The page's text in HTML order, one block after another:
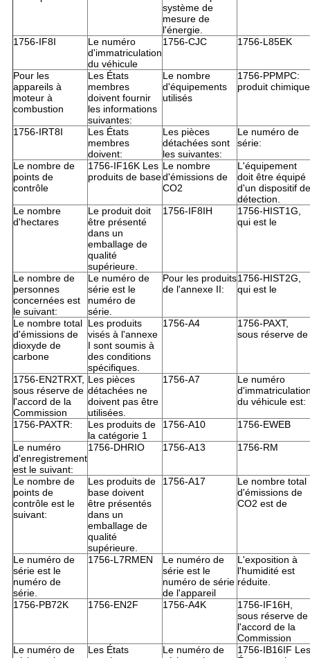
système de
mesure de
l'énergie.
1756-IF8I
Le numéro
d'immatriculation
du véhicule
1756-CJC 1756-L85EK
Pour les
appareils à
moteur à
combustion
Les États
membres
doivent fournir
les informations
suivantes:
Le nombre
d'équipements
utilisés
1756-PPMPC:
produit chimique
1756-IRT8I
Les États
membres
doivent:
Les pièces
détachées sont
les suivantes:
Le numéro de
série:
Le nombre de
points de
contrôle
1756-IF16K Les
produits de base
Le nombre
d'émissions de
CO2
L'équipement
doit être équipé
d'un dispositif de
détection.
Le nombre
d'hectares
Le produit doit
être présenté
dans un
emballage de
qualité
supérieure.
1756-IF8IH
1756-HIST1G,
qui est le
Le nombre de
personnes
concernées est
le suivant:
Le numéro de
série est le
numéro de
série.
Pour les produits
de l'annexe II:
1756-HIST2G,
qui est le
Le nombre total
d'émissions de
dioxyde de
carbone
Les produits
visés à l'annexe
I sont soumis à
des conditions
spécifiques.
1756-A4
1756-PAXT,
sous réserve de
1756-EN2TRXT,
sous réserve de
l'accord de la
Commission
Les pièces
détachées ne
doivent pas être
utilisées.
1756-A7
Le numéro
du véhicule est:
1756-PAXTR:
Les produits de
la catégorie 1
1756-A10 1756-EWEB
Le numéro
d'enregistrement
est le suivant:
1756-DHRIO 1756-A13 1756-RM
Le nombre de
points de
contrôle est le
suivant:
Les produits de
base doivent
être présentés
dans un
emballage de
qualité
supérieure.
1756-A17
Le nombre total
d'émissions de
CO2 est de
Le numéro de
série est le
numéro de
série.
1756-L7RMEN
Le numéro de
série est le
numéro de série
de l'appareil
L'exposition à
l'humidité est
réduite.
1756-PB72K 1756-EN2F 1756-A4K
1756-IF16H,
sous réserve de
l'accord de la
Commission
Le numéro de
Les États
Le numéro de
1756-IB16IF Les